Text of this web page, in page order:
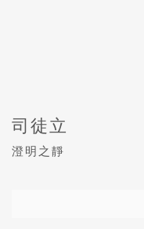
司徒立
澄明之靜
Open a larger version of